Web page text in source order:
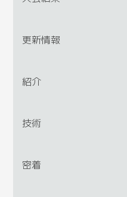
更新情報
紹介
技術
密着